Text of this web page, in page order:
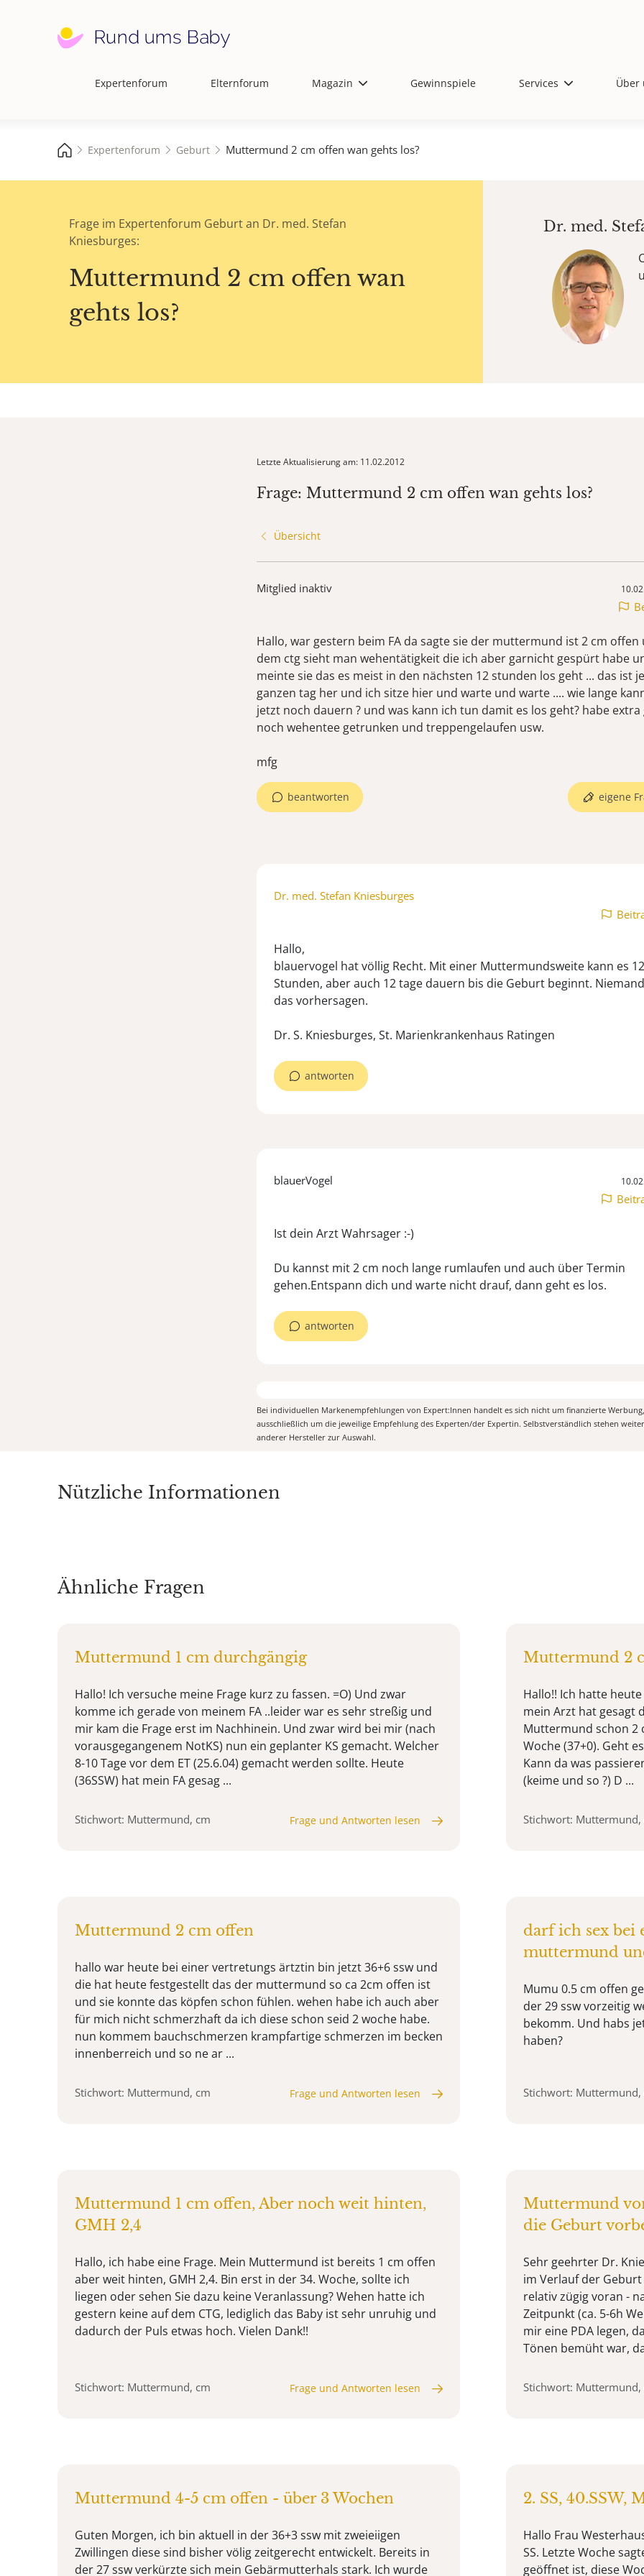
Hauptnavigation
Expertenforum Elternforum Magazin Gewinnspiele Services Über
Expertenforum Geburt Muttermund 2 cm offen wan gehts los?
Frage im Expertenforum Geburt an Dr. med. Stefan
Kniesburges:
Muttermund 2 cm offen wan
gehts los?
Dr. med.
Letzte Aktualisierung am: 11.02.2012
Frage: Muttermund 2 cm offen wan gehts los?
Übersicht
Mitglied inaktiv
Hallo, war gestern beim FA da sagte sie der muttermund ist 2 cm offen
dem ctg sieht man wehentätigkeit die ich aber garnicht gespürt habe
meinte sie das es meist in den nächsten 12 stunden los geht ... das ist
ganzen tag her und ich sitze hier und warte und warte .... wie lange
jetzt noch dauern ? und was kann ich tun damit es los geht? habe extra
noch wehentee getrunken und treppengelaufen usw.
mfg
beantworten eigene
Dr. med. Stefan Kniesburges
Hallo,
blauervogel hat völlig Recht. Mit einer Muttermundsweite kann es 12
Stunden, aber auch 12 tage dauern bis die Geburt beginnt.
das vorhersagen.
Dr. S. Kniesburges, St. Marienkrankenhaus Ratingen
antworten
blauerVogel
Ist dein Arzt Wahrsager :-)
Du kannst mit 2 cm noch lange rumlaufen und auch über Termin
gehen.Entspann dich und warte nicht drauf, dann geht es los.
antworten
Bei individuellen Markenempfehlungen von Expert:Innen handelt es sich nicht um finanzierte
ausschließlich um die jeweilige Empfehlung des Experten/der Expertin. Selbstverständlich stehen
anderer Hersteller zur Auswahl.
Nützliche Informationen
Ähnliche Fragen
Muttermund 1 cm durchgängig
Hallo! Ich versuche meine Frage kurz zu fassen. =O) Und zwar
komme ich gerade von meinem FA ..leider war es sehr streßig und
mir kam die Frage erst im Nachhinein. Und zwar wird bei mir (nach
vorausgegangenem NotKS) nun ein geplanter KS gemacht. Welcher
8-10 Tage vor dem ET (25.6.04) gemacht werden sollte. Heute
(36SSW) hat mein FA gesag ...
Stichwort: Muttermund, cm Frage und Antworten lesen
Muttermund 2
Hallo!! Ich hatte
mein Arzt hat gesagt
Muttermund schon 2
Woche (37+0). Geht
Kann da was
(keime und so ?) D ...
Stichwort: Muttermund,
Muttermund 2 cm offen
hallo war heute bei einer vertretungs ärtztin bin jetzt 36+6 ssw und
die hat heute festgestellt das der muttermund so ca 2cm offen ist
und sie konnte das köpfen schon fühlen. wehen habe ich auch aber
für mich nicht schmerzhaft da ich diese schon seid 2 woche habe.
nun kommem bauchschmerzen krampfartige schmerzen im becken
innenberreich und so ne ar ...
Stichwort: Muttermund, cm Frage und Antworten lesen
darf ich sex bei
muttermund
Mumu 0.5 cm offen
der 29 ssw vorzeitig
bekomm. Und habs
haben?
Stichwort: Muttermund,
Muttermund 1 cm offen, Aber noch weit hinten,
GMH 2,4
Hallo, ich habe eine Frage. Mein Muttermund ist bereits 1 cm offen
aber weit hinten, GMH 2,4. Bin erst in der 34. Woche, sollte ich
liegen oder sehen Sie dazu keine Veranlassung? Wehen hatte ich
gestern keine auf dem CTG, lediglich das Baby ist sehr unruhig und
dadurch der Puls etwas hoch. Vielen Dank!!
Stichwort: Muttermund, cm Frage und Antworten lesen
Muttermund
die Geburt
Sehr geehrter Dr.
im Verlauf der
relativ zügig voran -
Zeitpunkt (ca. 5-6h
mir eine PDA legen,
Tönen bemüht war,
Stichwort: Muttermund,
Muttermund 4-5 cm offen - über 3 Wochen
Guten Morgen, ich bin aktuell in der 36+3 ssw mit zweieiigen
Zwillingen diese sind bisher völig zeitgerecht entwickelt. Bereits in
der 27 ssw verkürzte sich mein Gebärmutterhals stark. Ich wurde
2. SS, 40.SSW,
Hallo Frau
SS. Letzte Woche
geöffnet ist, diese